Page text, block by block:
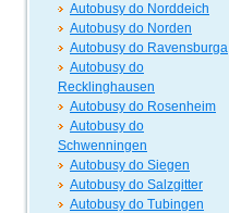
Autobusy do Norddeich
Autobusy do Norden
Autobusy do Ravensburga
Autobusy do
Recklinghausen
Autobusy do Rosenheim
Autobusy do
Schwenningen
Autobusy do Siegen
Autobusy do Salzgitter
Autobusy do Tubingen